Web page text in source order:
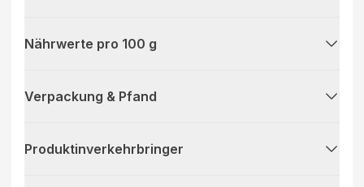
Nährwerte pro 100 g
Verpackung & Pfand
Produktinverkehrbringer